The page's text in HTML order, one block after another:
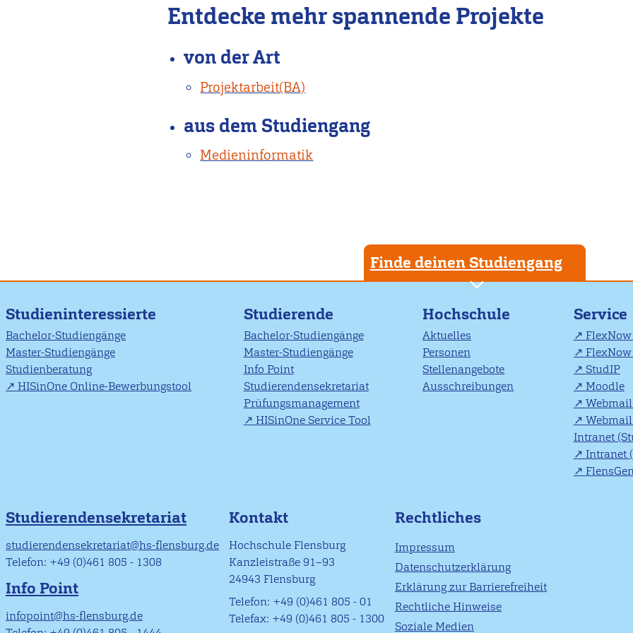
Entdecke mehr spannende Projekte
von der Art
Projektarbeit(BA)
aus dem Studiengang
Medieninformatik
Finde deinen Studiengang
Studieninteressierte
Bachelor-Studiengänge
Master-Studiengänge
Studienberatung
HISinOne Online-Bewerbungstool
Studierende
Bachelor-Studiengänge
Master-Studiengänge
Info Point
Studierendensekretariat
Prüfungsmanagement
HISinOne Service Tool
Hochschule
Aktuelles
Personen
Stellenangebote
Ausschreibungen
Service
StudIP
Moodle
Intranet
Intranet
Studierendensekretariat
studierendensekretariat@hs-flensburg.de
Telefon: +49 (0)461 805 - 1308
Info Point
infopoint@hs-flensburg.de
Kontakt
Hochschule Flensburg
Kanzleistraße 91–93
24943 Flensburg
Telefon: +49 (0)461 805 - 01
Telefax: +49 (0)461 805 - 1300
Rechtliches
Impressum
Datenschutzerklärung
Erklärung zur Barrierefreiheit
Rechtliche Hinweise
Soziale Medien